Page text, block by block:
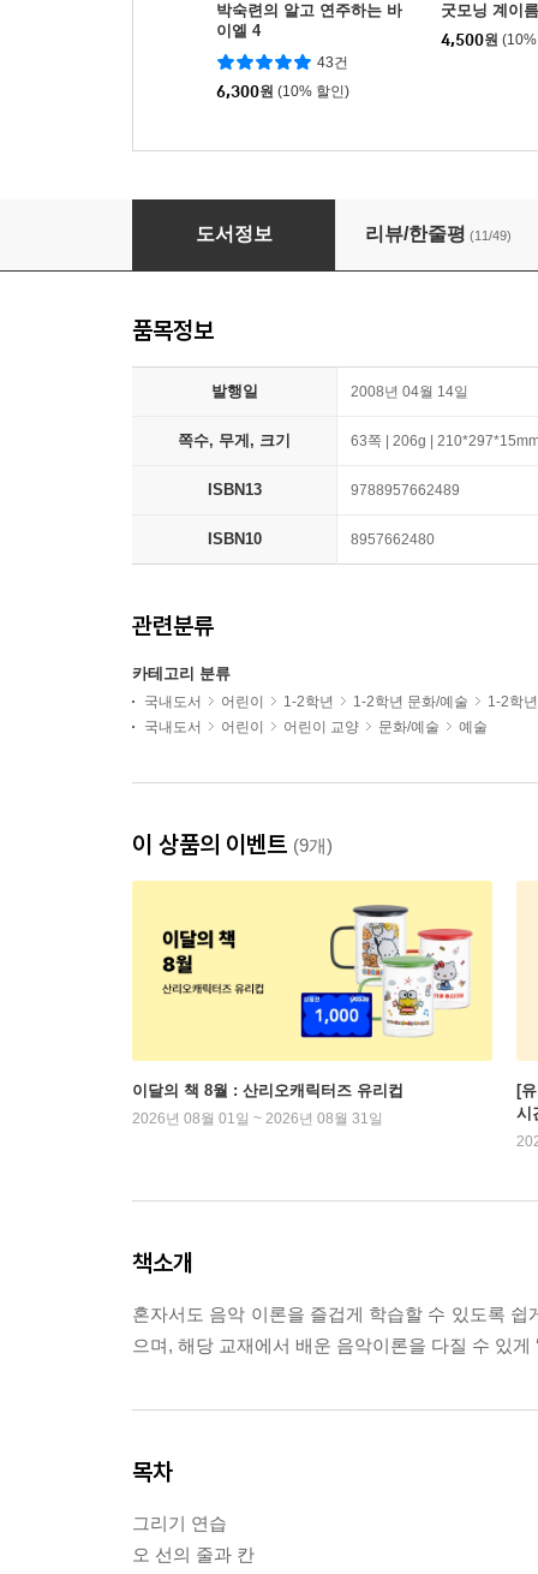
박숙련의 알고 연주하는 바
이엘 4
43건
6,300원 (10% 할인)
굿모닝 계이
4,500원
초콜렛 1
도서정보 리뷰/한줄평 (11/49)
품목정보
발행일 2008년 04월 14일
쪽수, 무게, 크기 63쪽 | 206g |
ISBN13 9788957662489
ISBN10 8957662480
관련분류
카테고리 분류
국내도서 어린이 1-2학년 1-2학년 문화/예술
1-2학
국내도서
어린이 어린이 교양 문화/예술 예술
이 상품의 이벤트 (9개)
이달의 책 8월 : 산리오캐릭터즈 유리컵
2026년 08월 01일 ~ 2026년 08월 31일
[
시
책소개
혼자서도 음악 이론을 즐겁게 학습할 수 있도록
으며, 해당 교재에서 배운 음악이론을 다질 수 있게
목차
그리기 연습
오 선의 줄과 칸